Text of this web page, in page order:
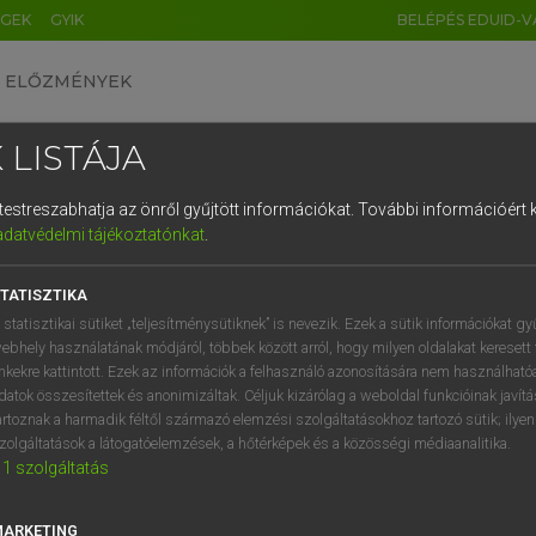
GYIK BELÉPÉS EDUID-
ELŐZMÉNYEK
szótár
VAN ELŐFIZETÉSED?
megtekintéséhez.
LISTÁJA
az önről gyűjtött információkat. További információért
tájékoztatónkat.
statisztikai sütiket „teljesítménysütiknek” is nevezik. Ezek a sütik információkat
használatának módjáról, többek között arról, hogy milyen oldalakat keresett
kattintott. Ezek az információk a felhasználó azonosítására nem
összesítettek és anonimizáltak. Céljuk kizárólag a weboldal funkcióinak
a harmadik féltől származó elemzési szolgáltatásokhoz tartozó sütik;
a látogatóelemzések, a hőtérképek és a közösségi médiaanalitika.
1 szolgáltatás
DE CN FR ES IT NL
1 2 3 4 5 6 7 8 9
q w e r t z u i
a s d f g h j k l é
í y x c v b n m , .